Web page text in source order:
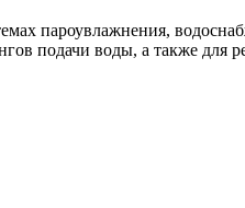
пароувлажнения,
подачи воды, а также для